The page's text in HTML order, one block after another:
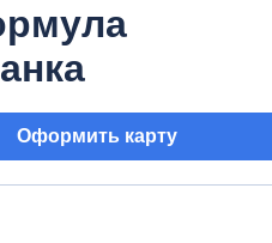
Оформить карту